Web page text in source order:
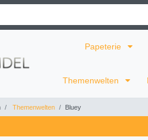
Papeterie
Themenwelten
Themenwelten Bluey